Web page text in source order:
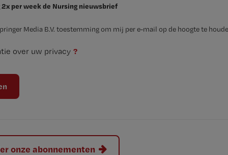
2x per week de Nursing nieuwsbrief
Media B.V. toestemming om mij per e-mail op de hoogte te
over uw privacy ?
onze abonnementen